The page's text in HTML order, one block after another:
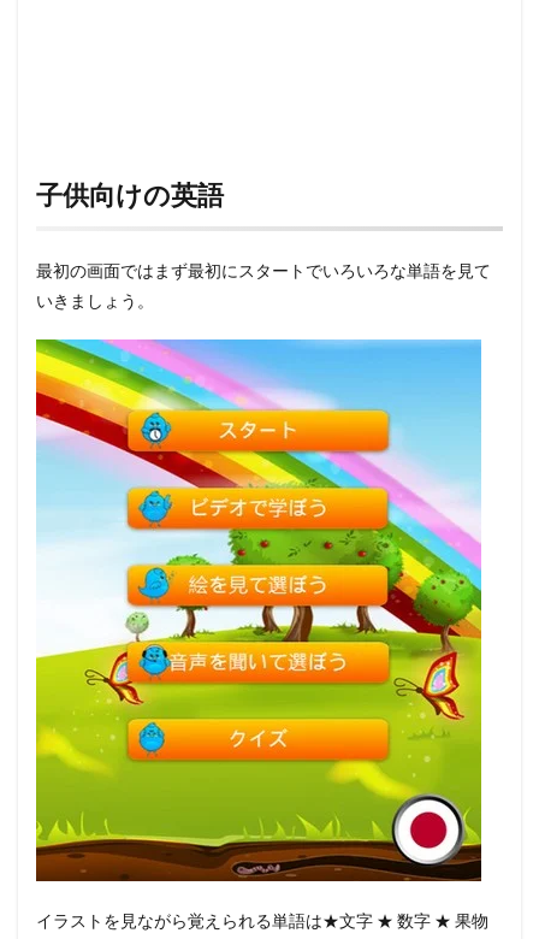
子供向けの英語
最初の画面ではまず最初にスタートでいろいろな単語を見て
いきましょう。
イラストを見ながら覚えられる単語は★文字 ★ 数字 ★ 果物